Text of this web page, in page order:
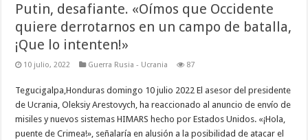
Putin, desafiante. «Oímos que Occidente
quiere derrotarnos en un campo de batalla,
¡Que lo intenten!»
10 julio, 2022 Guerra Rusia - Ucrania 87
Tegucigalpa,Honduras domingo 10 julio 2022 El asesor del presidente
de Ucrania, Oleksiy Arestovych, ha reaccionado al anuncio de envío de
misiles y nuevos sistemas HIMARS hecho por Estados Unidos. «¡Hola,
puente de Crimea!», señalaría en alusión a la posibilidad de atacar el